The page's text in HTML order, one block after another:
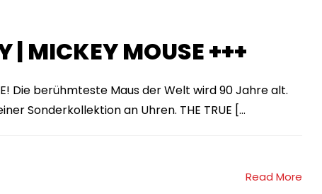
| MICKEY MOUSE +++
Die berühmteste Maus der Welt wird 90 Jahre alt.
Sonderkollektion an Uhren. THE TRUE [...
Read More